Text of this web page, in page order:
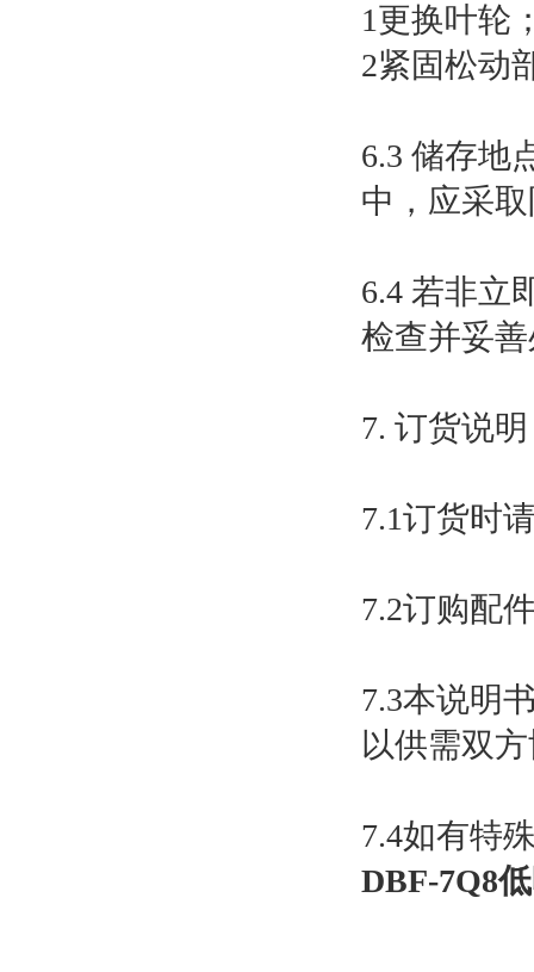
1更换叶轮
2紧固松动
6.3 储存地
中，应采
6.4 若非立
检查并妥
7. 订货说明
7.1订货时
7.2订购配
7.3本说明
以供需双
7.4如有特
DBF-7Q8